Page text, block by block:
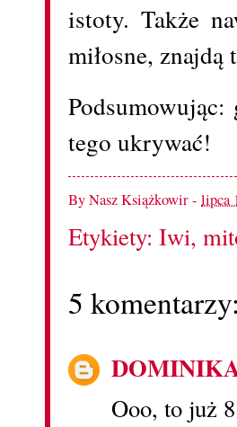
istoty. Także
miłosne, znajdą
tego ukrywać!
ByNasz Książkowir- lipca
Etykiety: Iwi,
5 komentarzy:
Ooo, to już